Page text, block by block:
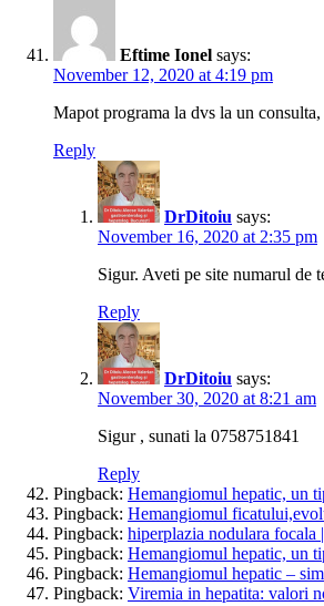
Eftime Ionel says:
November 12, 2020 at 4:19 pm
Mapot programa la dvs la un
Reply
DrDitoiu says:
November 16, 2020 at 2:35 pm
Sigur. Aveti pe site numarul de
Reply
DrDitoiu says:
November 30, 2020 at 8:21 am
Sigur , sunati la 0758751841
Reply
Pingback: Hemangiomul hepatic, un
Pingback: Hemangiomul
Pingback: hiperplazia nodulara
Pingback: Hemangiomul hepatic, un
Pingback: Hemangiomul hepatic –
Pingback: Viremia in hepatita: valori